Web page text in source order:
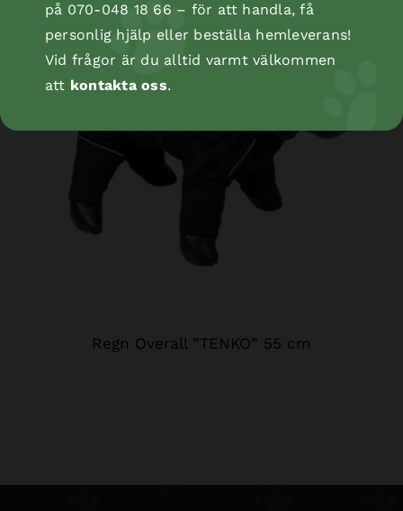
Regn Overall ”TENKO” 55 cm
på 070-048 18 66 – för att handla, få
personlig hjälp eller beställa hemleverans!
Vid frågor är du alltid varmt välkommen
att kontakta oss.